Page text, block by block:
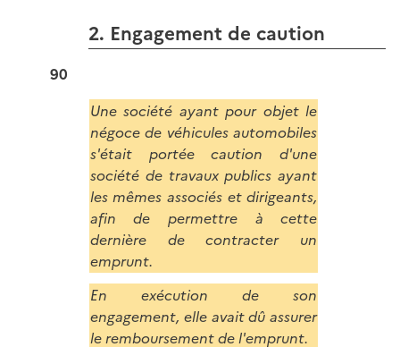
2. Engagement de caution
90
Une société ayant pour objet le
négoce de véhicules automobiles
s'était portée caution d'une
société de travaux publics ayant
les mêmes associés et dirigeants,
afin de permettre à cette
dernière de contracter un
emprunt.
En exécution de son
engagement, elle avait dû assurer
le remboursement de l'emprunt.